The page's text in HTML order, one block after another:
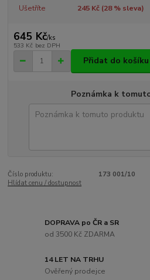
Ušetříte 245 Kč (28% sleva)
645 Kč/ks
533 Kč bez DPH
Přidat do košíku
Poznámka k
Číslo produktu:
173 001/10
Hlídat cenu / dostupnost
DOPRAVA po ČR a SR
od 3500 Kč ZDARMA
14 LET NA TRHU
Ověřený prodejce